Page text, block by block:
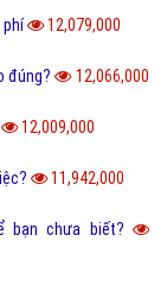
phí 12,079,000
đúng? 12,066,000
12,009,000
11,942,000
bạn chưa biết?